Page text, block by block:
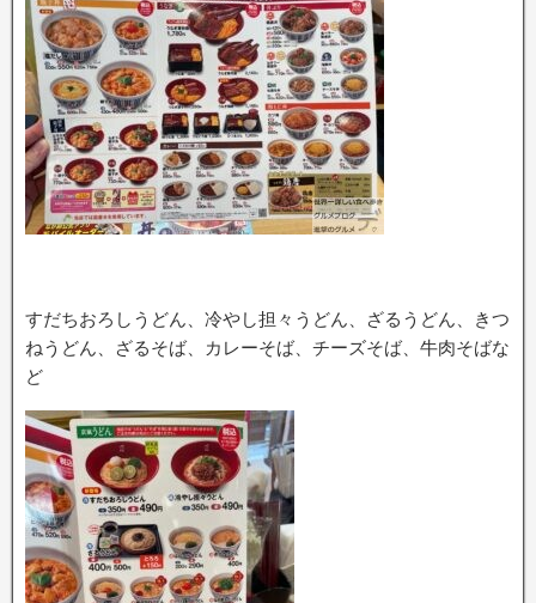
すだちおろしうどん、冷やし担々うどん、ざるうどん、きつ
ねうどん、ざるそば、カレーそば、チーズそば、牛肉そばな
ど